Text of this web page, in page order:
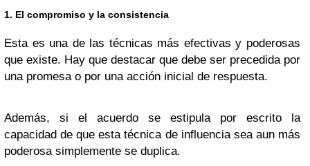
1. El compromiso y la consistencia
Esta es una de las técnicas más efectivas y poderosas
que existe. Hay que destacar que debe ser precedida por
una promesa o por una acción inicial de respuesta.
Además, si el acuerdo se estipula por escrito la
capacidad de que esta técnica de influencia sea aun más
poderosa simplemente se duplica.